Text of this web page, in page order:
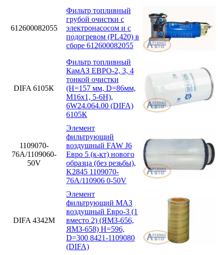
612600082055
Фильтр топливный
грубой очистки с
электронасосом и с
подогревом (PL420) в
сборе 612600082055
DIFA 6105К
Фильтр топливный
КамАЗ ЕВРО-2, 3, 4
тонкой очистки
(H=157 мм, D=86мм,
M16x1, 5-6H),
6W24.064.00 (DIFA)
6105К
1109070-
76А/1109060-
50V
Элемент
фильтрующий
воздушный FAW J6
Евро 5 (к-кт) нового
образца (без резьбы),
K2845 1109070-
76А/110906 0-50V
DIFA 4342М
Элемент
фильтрующий МАЗ
воздушный Евро-3 (1
вместо 2) (ЯМЗ-656,
ЯМЗ-658) H=596,
D=300 8421-1109080
(DIFA)